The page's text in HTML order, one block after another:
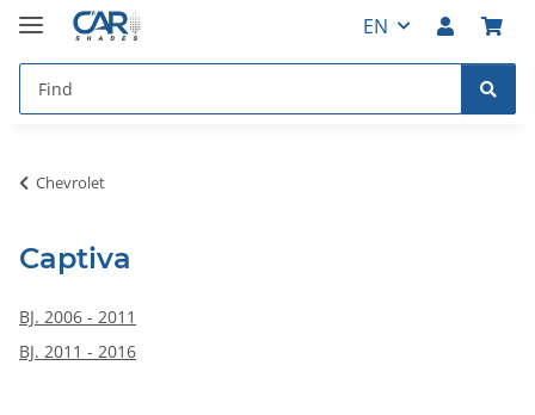
EN
Chevrolet
Captiva
BJ. 2006 - 2011
BJ. 2011 - 2016